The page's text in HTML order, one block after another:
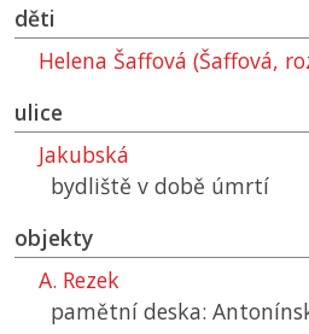
děti
Helena Šaffová (Šaffová,
ulice
Jakubská
bydliště v době úmrtí
objekty
A. Rezek
pamětní deska: